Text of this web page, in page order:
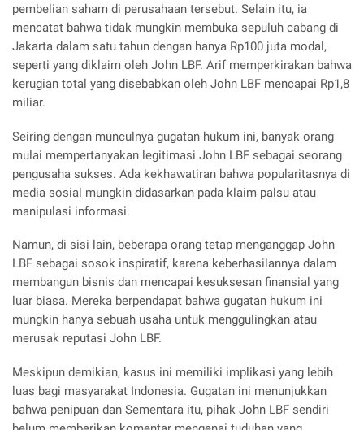
pembelian saham di perusahaan tersebut. Selain itu, ia
mencatat bahwa tidak mungkin membuka sepuluh cabang di
Jakarta dalam satu tahun dengan hanya Rp100 juta modal,
seperti yang diklaim oleh John LBF. Arif memperkirakan bahwa
kerugian total yang disebabkan oleh John LBF mencapai Rp1,8
miliar.
Seiring dengan munculnya gugatan hukum ini, banyak orang
mulai mempertanyakan legitimasi John LBF sebagai seorang
pengusaha sukses. Ada kekhawatiran bahwa popularitasnya di
media sosial mungkin didasarkan pada klaim palsu atau
manipulasi informasi.
Namun, di sisi lain, beberapa orang tetap menganggap John
LBF sebagai sosok inspiratif, karena keberhasilannya dalam
membangun bisnis dan mencapai kesuksesan finansial yang
luar biasa. Mereka berpendapat bahwa gugatan hukum ini
mungkin hanya sebuah usaha untuk menggulingkan atau
merusak reputasi John LBF.
Meskipun demikian, kasus ini memiliki implikasi yang lebih
luas bagi masyarakat Indonesia. Gugatan ini menunjukkan
bahwa penipuan dan Sementara itu, pihak John LBF sendiri